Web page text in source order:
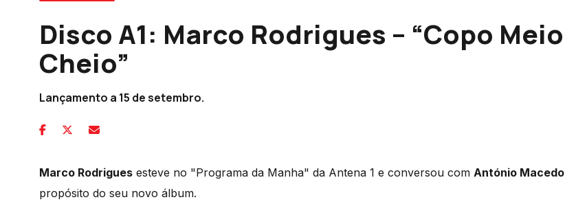
Disco A1: Marco Rodrigues – “Copo Meio
Cheio”
Lançamento a 15 de setembro.
Marco Rodrigues esteve no "Programa da Manha" da Antena 1 e conversou com António Macedo
propósito do seu novo álbum.